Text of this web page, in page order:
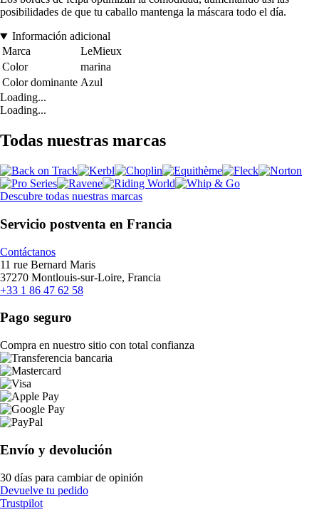
posibilidades de que tu caballo mantenga la máscara todo el día.
Información adicional
Marca
LeMieux
Color
marina
Color dominante Azul
Loading...
Loading...
Todas nuestras marcas
Descubre todas nuestras marcas
Servicio postventa en Francia
Contáctanos
11 rue Bernard Maris
37270 Montlouis-sur-Loire, Francia
+33 1 86 47 62 58
Pago seguro
Compra en nuestro sitio con total confianza
Envío y devolución
30 días para cambiar de opinión
Devuelve tu pedido
Trustpilot